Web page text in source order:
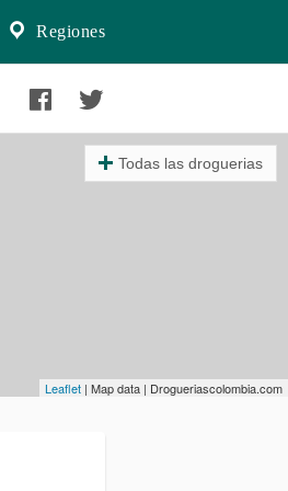
Regiones
Todas las droguerias
Leaflet | Map data | Drogueriascolombia.com